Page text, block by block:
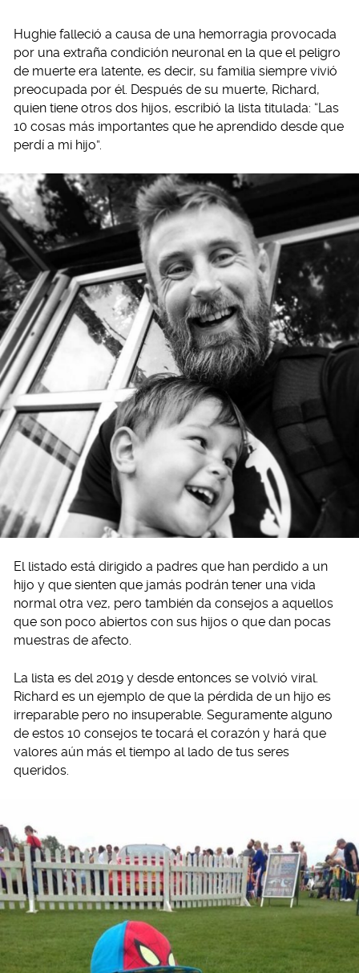
Hughie falleció a causa de una hemorragia provocada
por una extraña condición neuronal en la que el peligro
de muerte era latente, es decir, su familia siempre vivió
preocupada por él. Después de su muerte, Richard,
quien tiene otros dos hijos, escribió la lista titulada: “Las
10 cosas más importantes que he aprendido desde que
perdí a mi hijo”.
El listado está dirigido a padres que han perdido a un
hijo y que sienten que jamás podrán tener una vida
normal otra vez, pero también da consejos a aquellos
que son poco abiertos con sus hijos o que dan pocas
muestras de afecto.
La lista es del 2019 y desde entonces se volvió viral.
Richard es un ejemplo de que la pérdida de un hijo es
irreparable pero no insuperable. Seguramente alguno
de estos 10 consejos te tocará el corazón y hará que
valores aún más el tiempo al lado de tus seres
queridos.